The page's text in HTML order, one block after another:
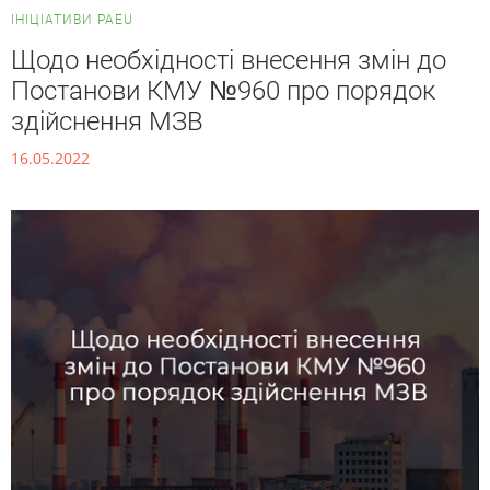
ІНІЦІАТИВИ PAEU
Щодо необхідності внесення змін до
Постанови КМУ №960 про порядок
здійснення МЗВ
16.05.2022